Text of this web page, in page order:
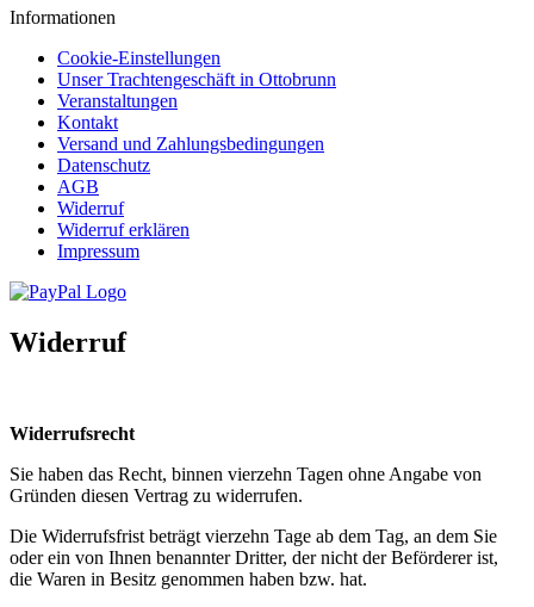
Informationen
Cookie-Einstellungen
Unser Trachtengeschäft in Ottobrunn
Veranstaltungen
Kontakt
Versand und Zahlungsbedingungen
Datenschutz
AGB
Widerruf
Widerruf erklären
Impressum
Widerruf
Widerrufsrecht
Sie haben das Recht, binnen vierzehn Tagen ohne Angabe von
Gründen diesen Vertrag zu widerrufen.
Die Widerrufsfrist beträgt vierzehn Tage ab dem Tag, an dem Sie
oder ein von Ihnen benannter Dritter, der nicht der Beförderer ist,
die Waren in Besitz genommen haben bzw. hat.